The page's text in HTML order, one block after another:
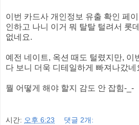
이번 카드사 개인정보 유출 확인 페
인하고 나니 이거 뭐 탈탈 털려서 롯
없네요.
예전 네이트, 옥션 때도 털렸지만, 이
다 보니 더욱 디테일하게 빠져나갔네
뭘 어떻게 해야 할지 감도 안 잡힘-_-
시간: 오후 6:23 댓글 2개: